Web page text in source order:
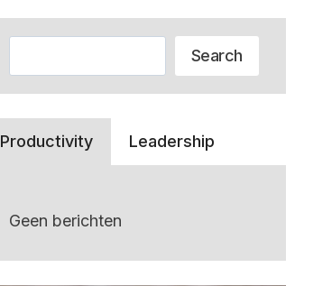
Search
Productivity Leadership
Geen berichten